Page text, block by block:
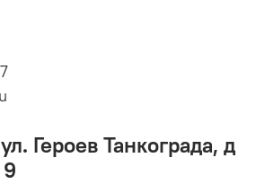
Героев Танкограда, д